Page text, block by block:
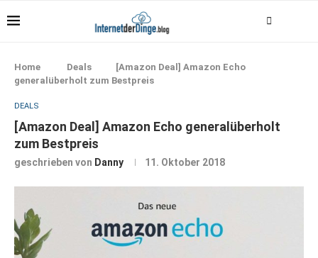
Home Deals
[Amazon Deal] Amazon Echo
generalüberholt zum Bestpreis
DEALS
[Amazon Deal] Amazon Echo generalüberholt
zum Bestpreis
geschrieben von Danny 11. Oktober 2018